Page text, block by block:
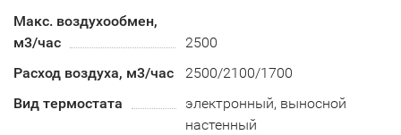
Макс. воздухообмен,
м3/час
2500
Расход воздуха, м3/час
2500/2100/1700
Вид термостата
электронный, выносной
настенный